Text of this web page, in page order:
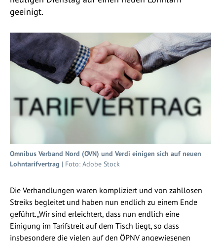
geeinigt.
Omnibus Verband Nord (OVN) und Verdi einigen sich auf neuen
Lohntarifvertrag | Foto: Adobe Stock
Die Verhandlungen waren kompliziert und von zahllosen
Streiks begleitet und haben nun endlich zu einem Ende
geführt. „Wir sind erleichtert, dass nun endlich eine
Einigung im Tarifstreit auf dem Tisch liegt, so dass
insbesondere die vielen auf den ÖPNV angewiesenen